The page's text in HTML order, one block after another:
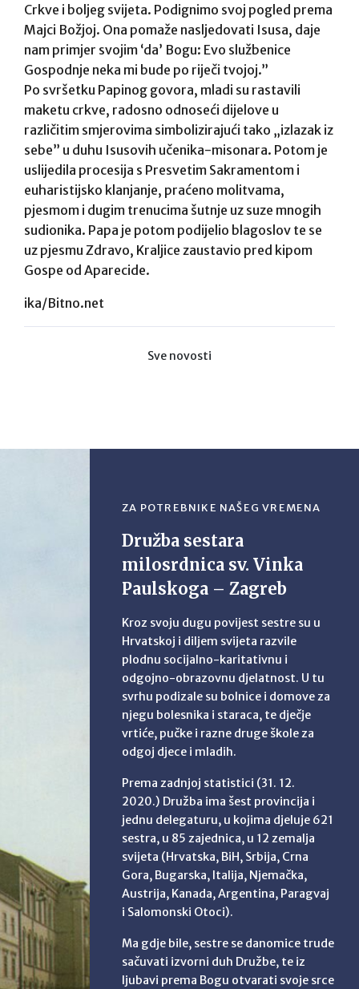
Crkve i boljeg svijeta. Podignimo svoj pogled prema
Majci Božjoj. Ona pomaže nasljedovati Isusa, daje
nam primjer svojim ‘da’ Bogu: Evo službenice
Gospodnje neka mi bude po riječi tvojoj.”
Po svršetku Papinog govora, mladi su rastavili
maketu crkve, radosno odnoseći dijelove u
različitim smjerovima simbolizirajući tako „izlazak iz
sebe” u duhu Isusovih učenika-misonara. Potom je
uslijedila procesija s Presvetim Sakramentom i
euharistijsko klanjanje, praćeno molitvama,
pjesmom i dugim trenucima šutnje uz suze mnogih
sudionika. Papa je potom podijelio blagoslov te se
uz pjesmu Zdravo, Kraljice zaustavio pred kipom
Gospe od Aparecide.
ika/Bitno.net
Sve novosti
ZA POTREBNIKE NAŠEG VREMENA
Družba sestara
milosrdnica sv. Vinka
Paulskoga – Zagreb
Kroz svoju dugu povijest sestre su u
Hrvatskoj i diljem svijeta razvile
plodnu socijalno-karitativnu i
odgojno-obrazovnu djelatnost. U tu
svrhu podizale su bolnice i domove za
njegu bolesnika i staraca, te dječje
vrtiće, pučke i razne druge škole za
odgoj djece i mladih.
Prema zadnjoj statistici (31. 12.
2020.) Družba ima šest provincija i
jednu delegaturu, u kojima djeluje 621
sestra, u 85 zajednica, u 12 zemalja
svijeta (Hrvatska, BiH, Srbija, Crna
Gora, Bugarska, Italija, Njemačka,
Austrija, Kanada, Argentina, Paragvaj
i Salomonski Otoci).
Ma gdje bile, sestre se danomice trude
sačuvati izvorni duh Družbe, te iz
ljubavi prema Bogu otvarati svoje srce